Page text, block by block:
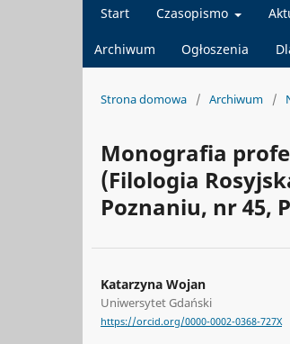
Start Czasopismo
Archiwum Ogłoszenia
Strona domowa / Archiwum /
Monografia
(Filologia
Poznaniu, nr 45,
Katarzyna Wojan
Uniwersytet Gdański
https://orcid.org/0000-0002-0368-727X